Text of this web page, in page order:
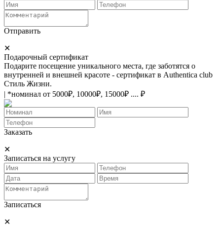
Отправить
✕
Подарочный сертификат
Подарите посещение уникального места, где заботятся о
внутренней и внешней красоте - сертификат в Authentica club
Стиль Жизни.
| *номинал от 5000₽, 10000₽, 15000₽ .... ₽
Заказать
✕
Записаться на услугу
Записаться
✕